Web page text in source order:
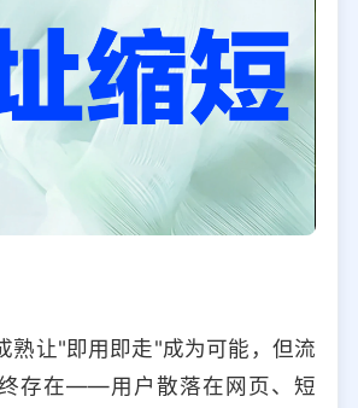
熟让"即用即走"成为可能，但流
存在——用户散落在网页、短